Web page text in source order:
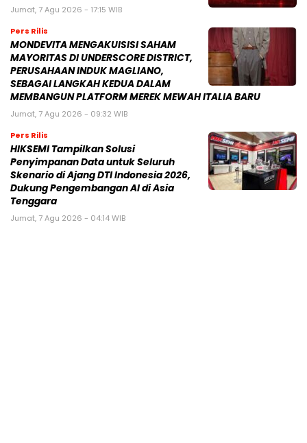
Jumat, 7 Agu 2026 - 17:15 WIB
Pers Rilis
MONDEVITA MENGAKUISISI SAHAM
MAYORITAS DI UNDERSCORE DISTRICT,
PERUSAHAAN INDUK MAGLIANO,
SEBAGAI LANGKAH KEDUA DALAM
MEMBANGUN PLATFORM MEREK MEWAH ITALIA BARU
Jumat, 7 Agu 2026 - 09:32 WIB
Pers Rilis
HIKSEMI Tampilkan Solusi
Penyimpanan Data untuk Seluruh
Skenario di Ajang DTI Indonesia 2026,
Dukung Pengembangan AI di Asia
Tenggara
Jumat, 7 Agu 2026 - 04:14 WIB